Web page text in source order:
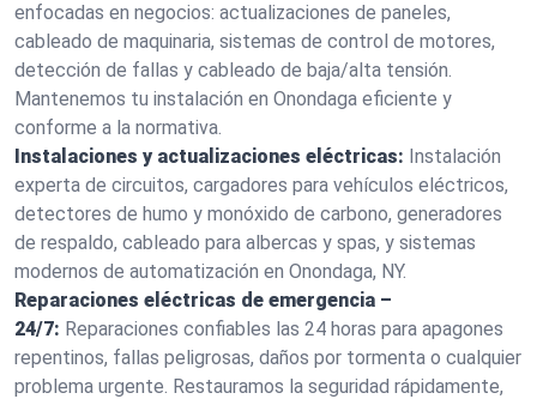
enfocadas en negocios: actualizaciones de paneles,
cableado de maquinaria, sistemas de control de motores,
detección de fallas y cableado de baja/alta tensión.
Mantenemos tu instalación en Onondaga eficiente y
conforme a la normativa.
Instalaciones y actualizaciones eléctricas: Instalación
experta de circuitos, cargadores para vehículos eléctricos,
detectores de humo y monóxido de carbono, generadores
de respaldo, cableado para albercas y spas, y sistemas
modernos de automatización en Onondaga, NY.
Reparaciones eléctricas de emergencia –
24/7: Reparaciones confiables las 24 horas para apagones
repentinos, fallas peligrosas, daños por tormenta o cualquier
problema urgente. Restauramos la seguridad rápidamente,